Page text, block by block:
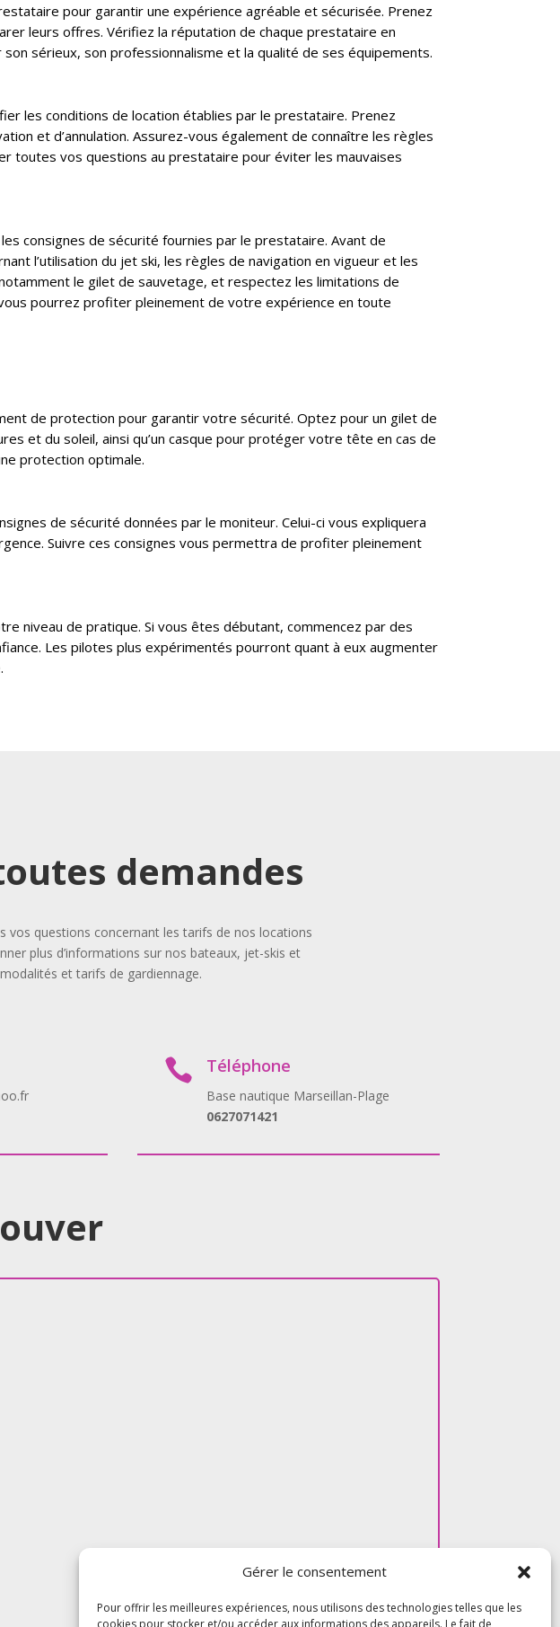
Gérer le consentement
Pour offrir les meilleures expériences, nous utilisons des technologies telles que les
cookies pour stocker et/ou accéder aux informations des appareils. Le fait de
pour garantir une expérience agréable et sécurisée. Prenez
leurs offres. Vérifiez la réputation de chaque prestataire en
sérieux, son professionnalisme et la qualité de ses équipements.
les conditions de location établies par le prestataire. Prenez
et d’annulation. Assurez-vous également de connaître les règles
toutes vos questions au prestataire pour éviter les mauvaises
consignes de sécurité fournies par le prestataire. Avant de
l’utilisation du jet ski, les règles de navigation en vigueur et les
le gilet de sauvetage, et respectez les limitations de
pourrez profiter pleinement de votre expérience en toute
de protection pour garantir votre sécurité. Optez pour un gilet de
et du soleil, ainsi qu’un casque pour protéger votre tête en cas de
protection optimale.
de sécurité données par le moniteur. Celui-ci vous expliquera
Suivre ces consignes vous permettra de profiter pleinement
niveau de pratique. Si vous êtes débutant, commencez par des
Les pilotes plus expérimentés pourront quant à eux augmenter
demandes
questions concernant les tarifs de nos locations
plus d’informations sur nos bateaux, jet-skis et
et tarifs de gardiennage.
 Téléphone
Base nautique Marseillan-Plage
0627071421